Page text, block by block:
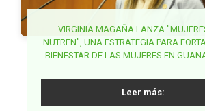
VIRGINIA MAGAÑA LANZA
NUTREN", UNA ESTRATEGIA PARA
BIENESTAR DE LAS MUJERES EN
Leer más:
BUSCA PVEM SENADO
SECRETARÍA DE ANTICORRUPCIÓN
Leer más:
PARTIDO VERDE EXIGE ACCIONES
PARA FRENAR FRAUDES EN
PASAPORTE...
Leer más: